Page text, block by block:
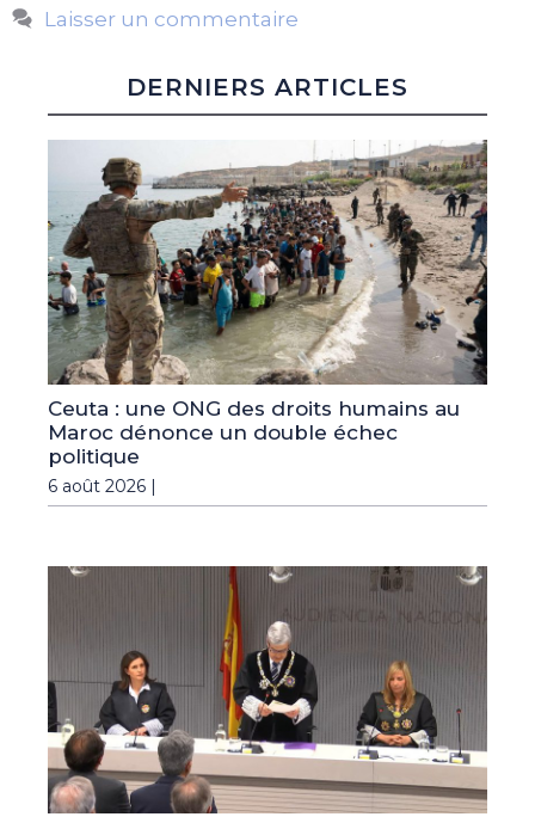
Laisser un commentaire
DERNIERS ARTICLES
Ceuta : une ONG des droits humains au
Maroc dénonce un double échec
politique
6 août 2026 |